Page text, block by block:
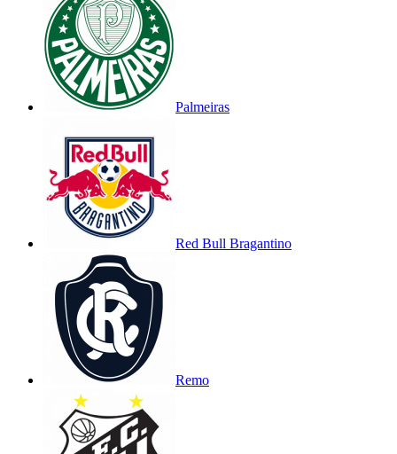
Palmeiras
Red Bull Bragantino
Remo